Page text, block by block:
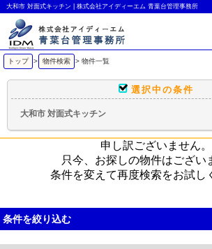
大和市 対面式キッチン | 株式会社アイディーエム 青葉台管理事務所
トップ > 物件検索 > 物件一覧
選択中の条件
大和市 対面式キッチン
申し訳ございません。
只今、お探しの物件はござい
条件を変えて再度検索をお試し
条件を絞り込む